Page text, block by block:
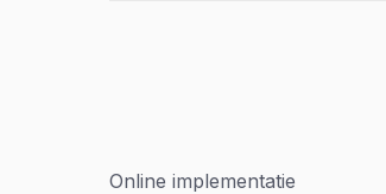
Online implementatie